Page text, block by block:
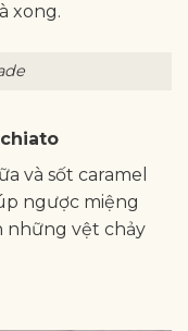
xong.
và sốt caramel
ngược miệng
những vệt chảy